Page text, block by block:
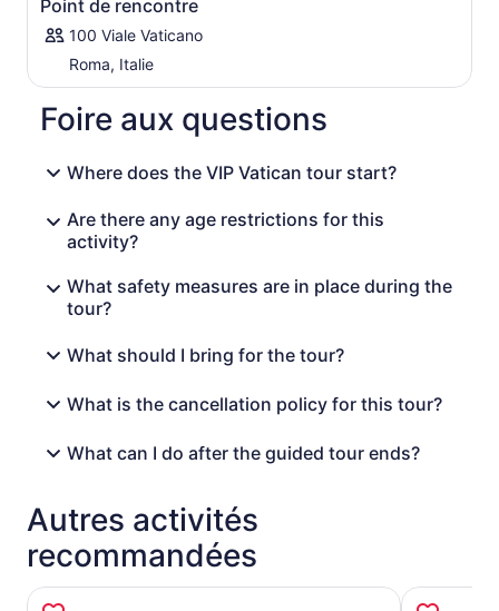
auparavant.
Point de rencontre
100 Viale Vaticano
Roma, Italie
Foire aux questions
Where does the VIP Vatican tour start?
Are there any age restrictions for this
activity?
What safety measures are in place during the
tour?
What should I bring for the tour?
What is the cancellation policy for this tour?
What can I do after the guided tour ends?
Autres activités
recommandées